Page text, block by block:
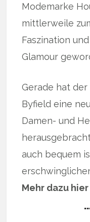
Modemarke
mittlerweile
Faszination
Glamour
Gerade hat
Byfield eine
Damen- und
auch bequem
Mehr dazu hier